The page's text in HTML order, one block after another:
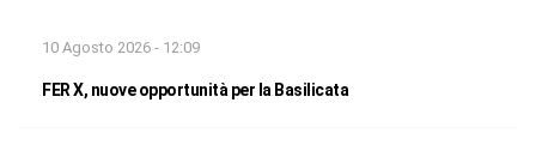
10 Agosto 2026 - 12:09
FER X, nuove opportunità per la Basilicata